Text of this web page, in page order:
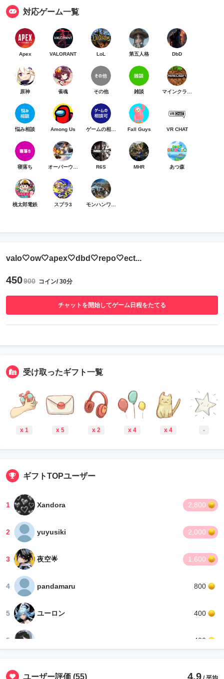
対応ゲーム一覧
Apex VALORANT LoL 第五人格 DbD
原神 雀魂 その他 雑談
悩み相談 Among Us Fall Guys VR CHAT
寝落ち R6S MHR あつ森
桃太郎電鉄 スプラ3
valo🤍ow🤍apex🤍dbd🤍repo🤍ect...
450900 コイン/ 30分
チャットを開始してゲーム日程をたてる
受け取ったギフト一覧
x 1 x 5 x 2 x 4 x 4 -
ギフトTOPユーザー
1 Xandora 2,800
2 yuyusiki 2,000
3 夜空🌟 1,600
4 pandamaru 800
5 ユーロン 400
5 400
ユーザー評価 (55) 4.9